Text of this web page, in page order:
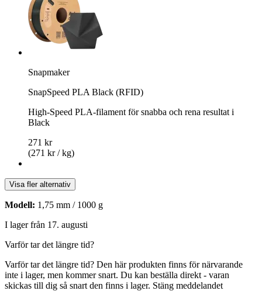
Snapmaker
SnapSpeed PLA Black (RFID)
High-Speed PLA-filament för snabba och rena resultat i
Black
271 kr
(271 kr / kg)
Visa fler alternativ
Modell: 1,75 mm / 1000 g
I lager från 17. augusti
Varför tar det längre tid?
Varför tar det längre tid? Den här produkten finns för närvarande
inte i lager, men kommer snart. Du kan beställa direkt - varan
skickas till dig så snart den finns i lager. Stäng meddelandet